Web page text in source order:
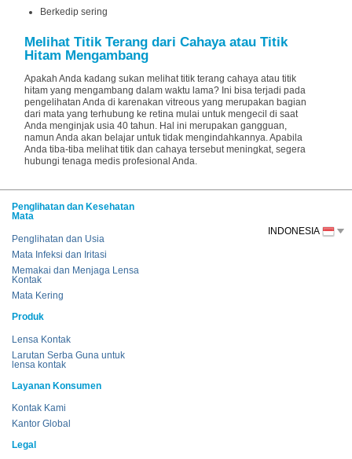
Berkedip sering
Melihat Titik Terang dari Cahaya atau Titik
Hitam Mengambang
Apakah Anda kadang sukan melihat titik terang cahaya atau titik
hitam yang mengambang dalam waktu lama? Ini bisa terjadi pada
pengelihatan Anda di karenakan vitreous yang merupakan bagian
dari mata yang terhubung ke retina mulai untuk mengecil di saat
Anda menginjak usia 40 tahun. Hal ini merupakan gangguan,
namun Anda akan belajar untuk tidak mengindahkannya. Apabila
Anda tiba-tiba melihat titik dan cahaya tersebut meningkat, segera
hubungi tenaga medis profesional Anda.
Penglihatan dan Kesehatan
Mata
Penglihatan dan Usia
Mata Infeksi dan Iritasi
Memakai dan Menjaga Lensa
Kontak
Mata Kering
Produk
Lensa Kontak
Larutan Serba Guna untuk
lensa kontak
Layanan Konsumen
Kontak Kami
Kantor Global
Legal
INDONESIA